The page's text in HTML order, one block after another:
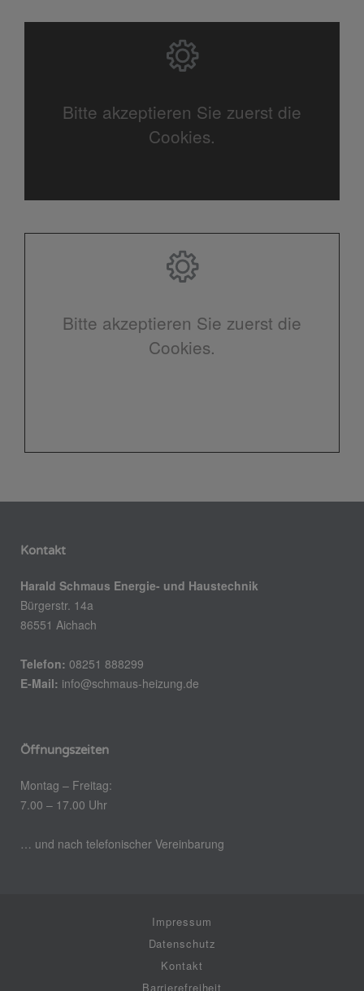
Bitte akzeptieren Sie zuerst die
Cookies.
Bitte akzeptieren Sie zuerst die
Cookies.
Kontakt
Harald Schmaus Energie- und Haustechnik
Bürgerstr. 14a
86551 Aichach
Telefon: 08251 888299
E-Mail: info@schmaus-heizung.de
Öffnungszeiten
Montag – Freitag:
7.00 – 17.00 Uhr
… und nach telefonischer Vereinbarung
Impressum
Datenschutz
Kontakt
Barrierefreiheit